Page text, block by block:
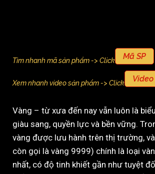
Tìm nhanh mã sản phẩm -> Click Mã SP
Xem nhanh video sản phẩm -> Click Video
Vàng – từ xưa đến nay vẫn luôn là
giàu sang, quyền lực và bền vững.
vàng được lưu hành trên thị trường,
còn gọi là vàng 9999) chính là loại
nhất, có độ tinh khiết gần như tuyệt